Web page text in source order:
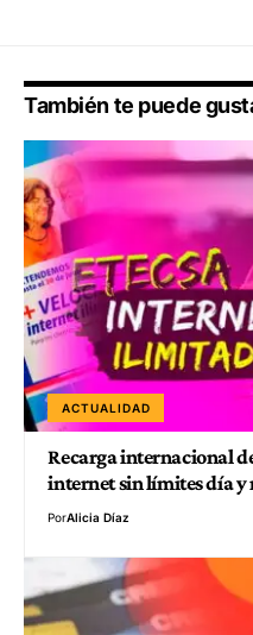
También te puede
ACTUALIDAD
Recarga internacional
internet sin límites día y
PorAlicia Díaz